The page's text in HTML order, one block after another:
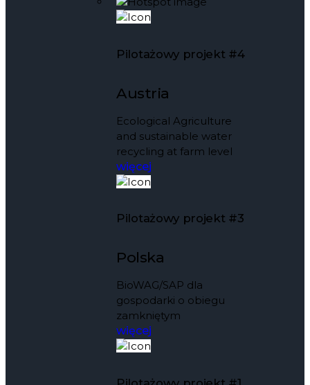
Pilotażowy projekt #4
Austria
Ecological Agriculture
and sustainable water
recycling at farm level
więcej
Pilotażowy projekt #3
Polska
BioWAG/SAP dla
gospodarki o obiegu
zamkniętym
więcej